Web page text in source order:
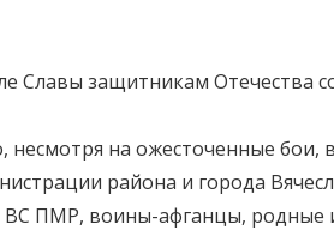
Славы защитникам Отечества
на ожесточенные бои,
района и города
ВС ПМР, воины-афганцы, родные